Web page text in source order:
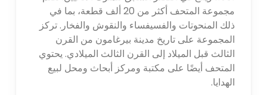
مجموعة المتحف أكثر من 20 ألف قطعة، بما في
ذلك المنحوتات والفسيفساء والنقوش والفخار. تركز
المجموعة على تاريخ مدينة بيرغامون من القرن
الثالث قبل الميلاد إلى القرن الثالث الميلادي. يحتوي
المتحف أيضًا على مكتبة ومركز أبحاث ومحل لبيع
الهدايا.